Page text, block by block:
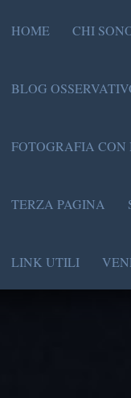
HOME CHI
BLOG
FOTOGRAFIA
TERZA PAGINA
LINK UTILI